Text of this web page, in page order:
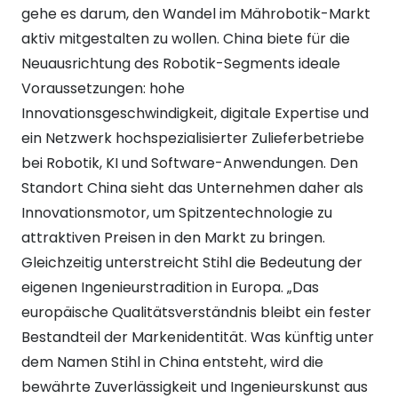
gehe es darum, den Wandel im Mährobotik-Markt
aktiv mitgestalten zu wollen. China biete für die
Neuausrichtung des Robotik-Segments ideale
Voraussetzungen: hohe
Innovationsgeschwindigkeit, digitale Expertise und
ein Netzwerk hochspezialisierter Zulieferbetriebe
bei Robotik, KI und Software-Anwendungen. Den
Standort China sieht das Unternehmen daher als
Innovationsmotor, um Spitzentechnologie zu
attraktiven Preisen in den Markt zu bringen.
Gleichzeitig unterstreicht Stihl die Bedeutung der
eigenen Ingenieurstradition in Europa. „Das
europäische Qualitätsverständnis bleibt ein fester
Bestandteil der Markenidentität. Was künftig unter
dem Namen Stihl in China entsteht, wird die
bewährte Zuverlässigkeit und Ingenieurskunst aus